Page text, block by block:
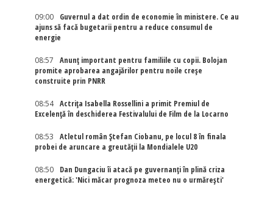
09:00
Guvernul a dat ordin de economie în ministere. Ce au
ajuns să facă bugetarii pentru a reduce consumul de
energie
08:57
Anunț important pentru familiile cu copii. Bolojan
promite aprobarea angajărilor pentru noile creșe
construite prin PNRR
08:54
Actriţa Isabella Rossellini a primit Premiul de
Excelenţă în deschiderea Festivalului de Film de la Locarno
08:53
Atletul român Ștefan Ciobanu, pe locul 8 în finala
probei de aruncare a greutății la Mondialele U20
08:50
Dan Dungaciu îi atacă pe guvernanți în plină criza
energetică: 'Nici măcar prognoza meteo nu o urmărești'